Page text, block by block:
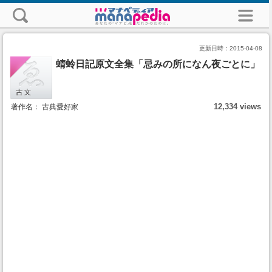
更新日時： 2015-04-08
蜻蛉日記原文全集「忌みの所になん夜ごとに」
著作名： 古典愛好家 12,334 views